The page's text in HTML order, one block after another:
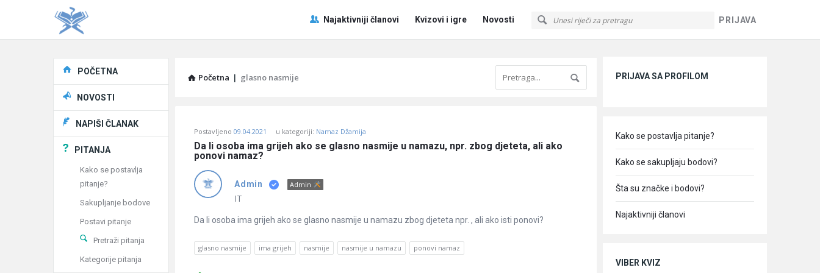
PRIJAVA
Pitaj
Učene
Najaktivniji članovi Kvizovi i igre Novosti
Početna | glasno nasmije
Učene
Latest
Pitanja
Postavljeno 09.04.2021 u kategoriji: Namaz Džamija
Da li osoba ima grijeh ako se glasno nasmije u namazu, npr. zbog djeteta, ali ako
ponovi namaz?
Admin Admin
IT
Da li osoba ima grijeh ako se glasno nasmije u namazu zbog djeteta npr. , ali ako isti ponovi?
glasno nasmije ima grijeh nasmije nasmije u namazu ponovi namaz
PRIJAVA SA PROFILOM
Kako se postavlja pitanje?
Kako se sakupljaju bodovi?
Šta su značke i bodovi?
Najaktivniji članovi
VIBER KVIZ
Explore
POČETNA
NOVOSTI
NAPIŠI ČLANAK
PITANJA
Kako se postavlja
pitanje?
Sakupljanje bodove
Postavi pitanje
Pretraži pitanja
Kategorije pitanja